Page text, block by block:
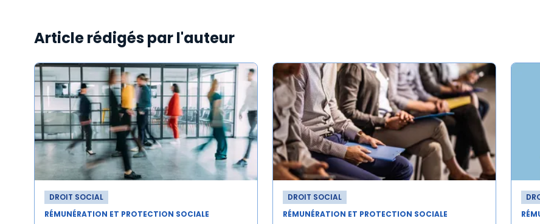
Article rédigés par l'auteur
DROIT SOCIAL
RÉMUNÉRATION ET PROTECTION SOCIALE
DROIT SOCIAL
RÉMUNÉRATION ET PROTECTION SOCIALE